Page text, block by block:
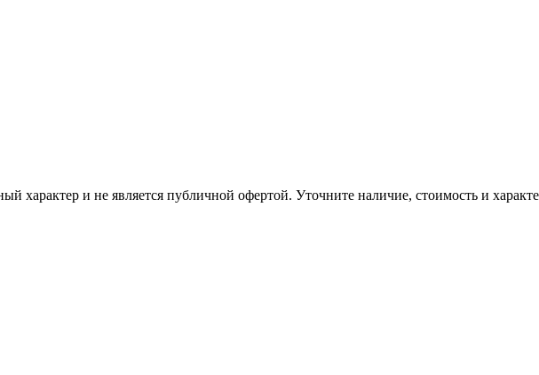
характер и не является публичной офертой. Уточните наличие, стоимость и